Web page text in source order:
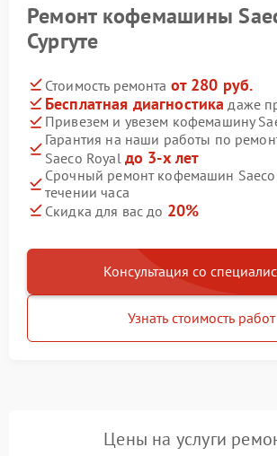
Ремонт кофемашины
Сургуте
Стоимость ремонта от 280 руб.
Бесплатная диагностика даже
Привезем и увезем кофемашину
Гарантия на наши работы по
Saeco Royal до 3-х лет
Срочный ремонт кофемашин Saeco
течении часа
Скидка для вас до 20%
Консультация со
Узнать стоимость работ
Цены на услуги